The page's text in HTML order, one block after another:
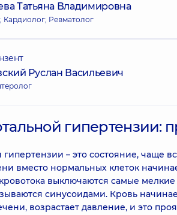
Татьяна Владимировна
Кардиолог; Ревматолог
Руслан Васильевич
гипертензии:
– это состояние, чаще
вместо нормальных клеток
выключаются самые
синусоидами. Кровь
возрастает давление, и это